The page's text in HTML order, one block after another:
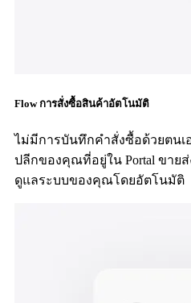
Flow การสั่งซื้อสินค้าอัตโนมัติ
ไม่มีการบันทึกคำสั่งซื้อด้วยตนเ
ปลีกของคุณที่อยู่ใน Portal ขาย
ดูแลระบบของคุณโดยอัตโนมัติ